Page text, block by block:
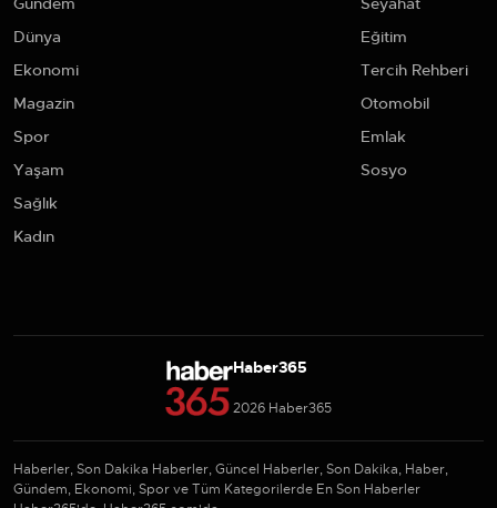
Dünya
Ekonomi
Magazin
Spor
Yaşam
Sağlık
Kadın
Eğitim
Tercih Rehberi
Otomobil
Emlak
Sosyo
Haber365
2026 Haber365
Haberler, Son Dakika Haberler, Güncel Haberler, Son Dakika, Haber,
Gündem, Ekonomi, Spor ve Tüm Kategorilerde En Son Haberler